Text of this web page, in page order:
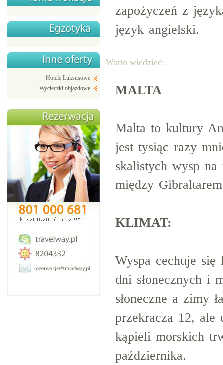
Hotele Luksusowe
Wycieczki objazdowe
zapożyczeń z
język angielski.
Warto wiedzieć:
MALTA
Malta to kultury
jest tysiąc razy
skalistych wysp
między
KLIMAT:
Wyspa cechuje się
dni słonecznych i
słoneczne a zimy
przekracza 12, ale
kąpieli morskich
października.